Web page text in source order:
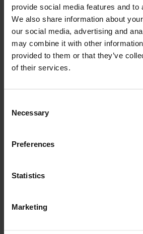
provide social media features and to
We also share information about
our social media, advertising and
may combine it with other
provided to them or that they’ve
of their services.
Selection
Necessary
Preferences
Statistics
Marketing
SPEDIZIONE E RESO
DIGITAL PRODUCT PASSPORT